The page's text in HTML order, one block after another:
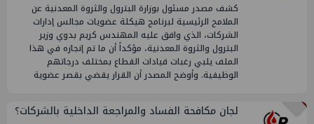
كشف مصدر مسئول بوزارة البترول والثروة المعدنية عن
الملامح الرئيسية لبرنامج هيكلة عضويات مجالس إدارات
الشركات، الذي وافق عليه المهندس كريم بدوي وزير
البترول والثروة المعدنية، مؤكداً أن ما تم إنجازه في هذا
الملف يلبي رغبات قيادات القطاع بمختلف درجاتهم
الوظيفية. وأوضح المصدر أن القرار يقضي بقصر عضوية
لجان مكافحة الفساد والمراجعة الداخلية بالشركات؟